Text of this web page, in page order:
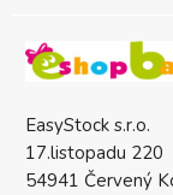
EasyStock s.r.o.
17.listopadu 220
54941 Červený